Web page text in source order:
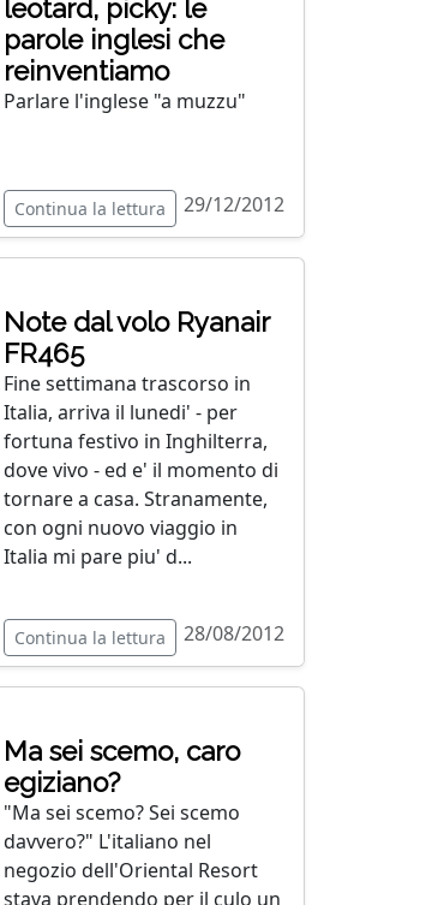
leotard, picky: le
parole inglesi che
reinventiamo
Parlare l'inglese "a muzzu"
Continua la lettura 29/12/2012
Note dal volo Ryanair
FR465
Fine settimana trascorso in
Italia, arriva il lunedi' - per
fortuna festivo in Inghilterra,
dove vivo - ed e' il momento di
tornare a casa. Stranamente,
con ogni nuovo viaggio in
Italia mi pare piu' d...
Continua la lettura 28/08/2012
Ma sei scemo, caro
egiziano?
"Ma sei scemo? Sei scemo
davvero?" L'italiano nel
negozio dell'Oriental Resort
stava prendendo per il culo un